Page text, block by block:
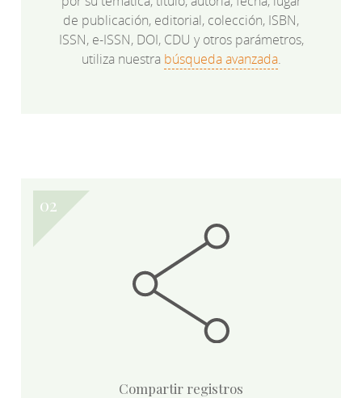
de publicación, editorial, colección, ISBN,
ISSN, e-ISSN, DOI, CDU y otros parámetros,
utiliza nuestra búsqueda avanzada.
Compartir registros